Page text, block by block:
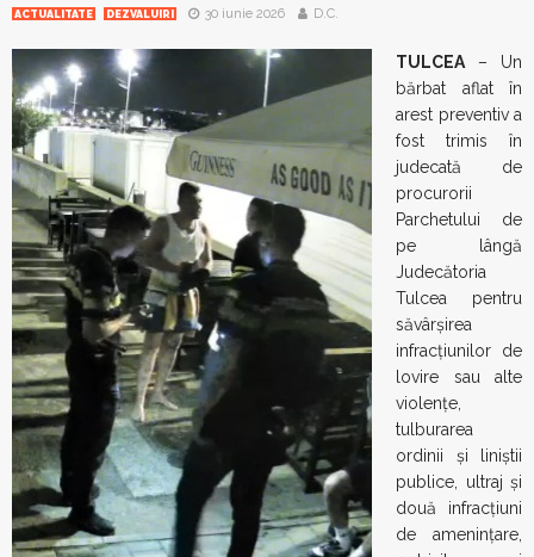
ACTUALITATE DEZVALUIRI 30 iunie 2026 D.C.
TULCEA – Un
bărbat aflat în
arest preventiv a
fost trimis în
judecată de
procurorii
Parchetului de
pe lângă
Judecătoria
Tulcea pentru
săvârșirea
infracțiunilor de
lovire sau alte
violențe,
tulburarea
ordinii și liniștii
publice, ultraj și
două infracțiuni
de amenințare,